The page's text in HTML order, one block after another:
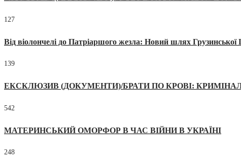
127
Від віолончелі до Патріаршого жезла: Новий шлях
139
ЕКСКЛЮЗИВ (ДОКУМЕНТИ)/БРАТИ ПО КРОВІ:
542
МАТЕРИНСЬКИЙ ОМОРФОР В ЧАС ВІЙНИ В УКРАЇНІ
248